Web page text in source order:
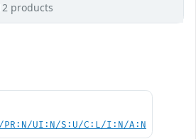
products
PR:N/UI:N/S:U/C:L/I:N/A:N